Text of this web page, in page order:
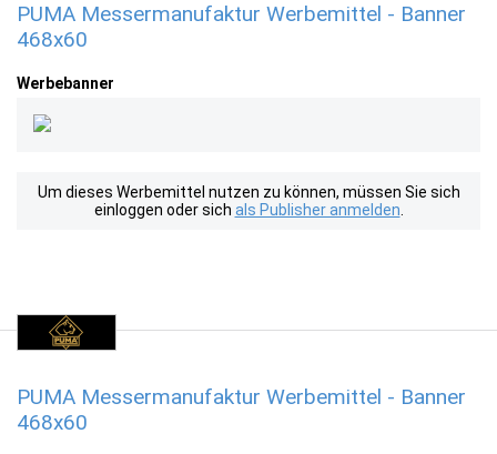
PUMA Messermanufaktur Werbemittel - Banner
468x60
Werbebanner
Um dieses Werbemittel nutzen zu können, müssen Sie sich
einloggen oder sich als Publisher anmelden
PUMA Messermanufaktur Werbemittel - Banner
468x60